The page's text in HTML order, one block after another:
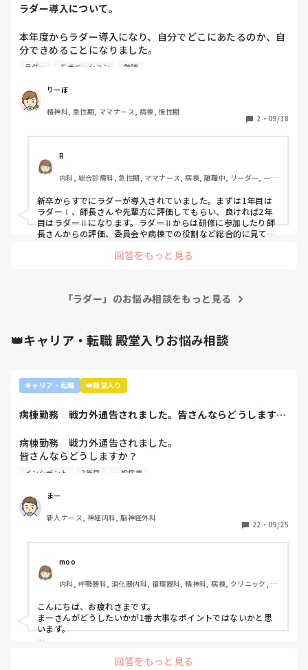
ラダー導入について。
本年度からラダー導入になり、自分でどこにあたるのか、自
分できめることになりました。
あたしの病棟には、師長、主任、副主任、主事がいます。ち
最終評価は、師長になりますが、中間評価は好きな人に評価
してもらってくださいといわれ、違和感を持っています。
あたしの位置で、師長しか評価してくれる人がいないような
ね。
ラダー モチベーション 勉強
りーぼ
精神科, 急性期, ママナース, 病棟, 慢性期
2 ・ 09/18
R
内科, 総合診療科, 急性期, ママナース, 病棟, 離職中, リーダー, 一般
新卒からすでにラダーが導入されていました。まずは1年目は
ラダーⅠ、師長さんや先輩方に評価してもらい、良ければ2年
目はラダーⅡになります。ラダーⅡからは研修に参加したり師
長さんからの評価、委員会や病棟での役割など総合的に見て上
回答をもっと見る
「ラダー」のお悩み相談をもっと見る
👑キャリア・転職 殿堂入りお悩み相談
キャリア・転職 👑殿堂入り
病棟勤務　戦力外通告されました。皆さんならどうします
病棟勤務　戦力外通告されました。
皆さんならどうしますか？
2年目です。1年目はゆるい部署にいましたが、人間関係が原
からの人間関係は良好です。
ですが、異動してから薬剤に関するインシデントを4件ほど
起こし、優先順位や多重課題ができていないのでは？という
い』『一人を持って看護のつながりを持って』ということで
受け持ち1人になりました。
複数受け持ちに戻るよう、1ヶ月間1年目のように勉強したり
と業務に臨んできました。
そして最近師長さんに『君は病棟勤務よりも外来とか健診セ
ンターとかのほうがいいのでは？ウチの部署もスタッフが足
りないから育てる余裕が足りない。前向きに捉えて看護師は
いろんな働き方あるよ』と部署は決まってませんが、異動確
インシデント 2年目 一般病棟
まー
新人ナース, 神経内科, 脳神経外科
22 ・ 09/25
moo
内科, 呼吸器科, 消化器内科, 循環器科, 精神科, 病棟, クリニック, リ
こんにちは、お疲れさまです。
まーさんがどうしたいかが1番大事なポイントではないかと思
います。
アややることが多くて忙しくても、人間関係は良好でも、どう
回答をもっと見る